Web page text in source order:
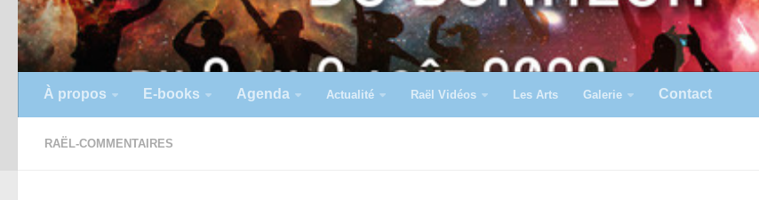
À propos E-books Agenda Actualité Raël Vidéos Les Arts Galerie Contact
RAËL-COMMENTAIRES